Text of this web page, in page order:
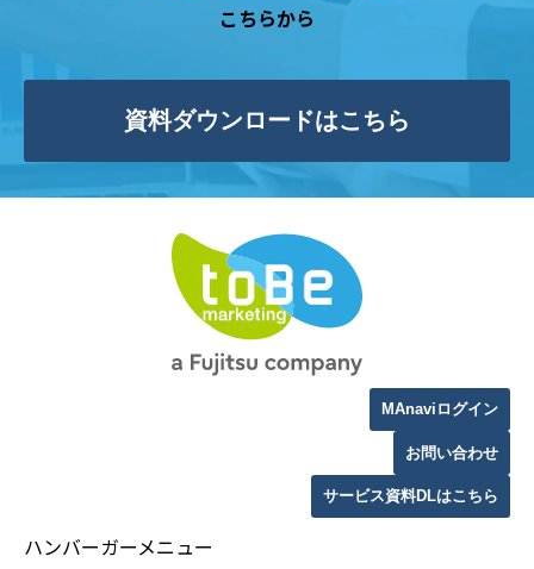
こちらから
資料ダウンロードはこちら
MAnaviログイン
お問い合わせ
サービス資料DLはこちら
ハンバーガーメニュー